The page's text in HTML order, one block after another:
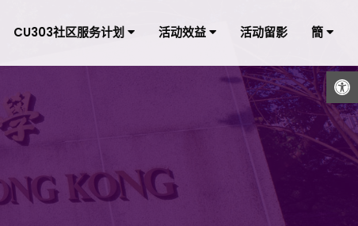
打开工具栏
CU303社区服务计划 活动效益 活动留影 簡